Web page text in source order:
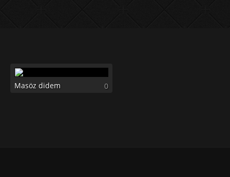
Masöz didem 0